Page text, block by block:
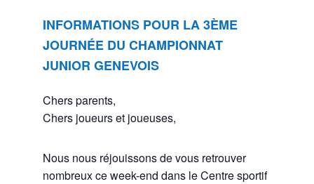
INFORMATIONS POUR LA 3ÈME
JOURNÉE DU CHAMPIONNAT
JUNIOR GENEVOIS
Chers parents,
Chers joueurs et joueuses,
Nous nous réjouissons de vous retrouver
nombreux ce week-end dans le Centre sportif